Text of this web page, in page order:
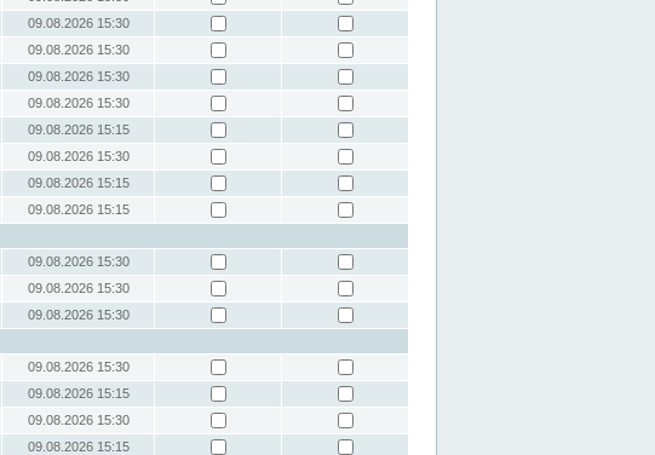
09.08.2026 15:30
09.08.2026 15:30
09.08.2026 15:30
09.08.2026 15:30
09.08.2026 15:15
09.08.2026 15:30
09.08.2026 15:15
09.08.2026 15:15
09.08.2026 15:30
09.08.2026 15:30
09.08.2026 15:30
09.08.2026 15:30
09.08.2026 15:15
09.08.2026 15:30
09.08.2026 15:15